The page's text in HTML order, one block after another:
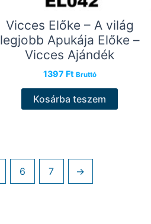
Vicces Előke – A világ
legjobb Apukája Előke –
Vicces Ajándék
1397 Ft Bruttó
Kosárba teszem
6 7 →